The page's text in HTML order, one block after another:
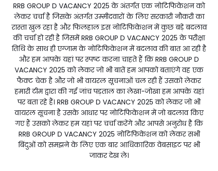
RRB GROUP D VACANCY 2025 के अंतर्गत एक नोटिफिकेशन को
लेकर चर्चा है जिसके अंतर्गत उम्मीदवारों के लिए सरकारी नौकरी का
रास्ता खुल रहा है और फिलहाल इस नोटिफिकेशन में कुछ बड़े बदलाव
की चर्चा हो रही है जिसमें RRB GROUP D VACANCY 2025 के परीक्षा
तिथि के साथ ही एग्जाम के नोटिफिकेशन में बदलाव की बात आ रही है
और हम आपके यहां पर स्पष्ट करना चाहते हैं कि RRB GROUP D
VACANCY 2025 को लेकर जो भी बातें हम आपको बताएंगे वह एक
फैक्ट चेक है और जो भी वायरल सूचनाओं चल रही हैं उसको लेकर
हमारी टीम द्वारा की गई जांच पड़ताल का लेखा-जोखा हम आपके यहां
पर बता रहे हैं। RRB GROUP D VACANCY 2025 को लेकर जो भी
वायरल सूचना है उसके आधार पर नोटिफिकेशन में जो बदलाव किए
गए हैं उसको लेकर हम यहां पर चर्चा करेंगे और आपसे अनुरोध है कि
RRB GROUP D VACANCY 2025 नोटिफिकेशन को लेकर सभी
बिंदुओं को समझने के लिए एक बार आधिकारिक वेबसाइट पर भी
जाकर देख ले।